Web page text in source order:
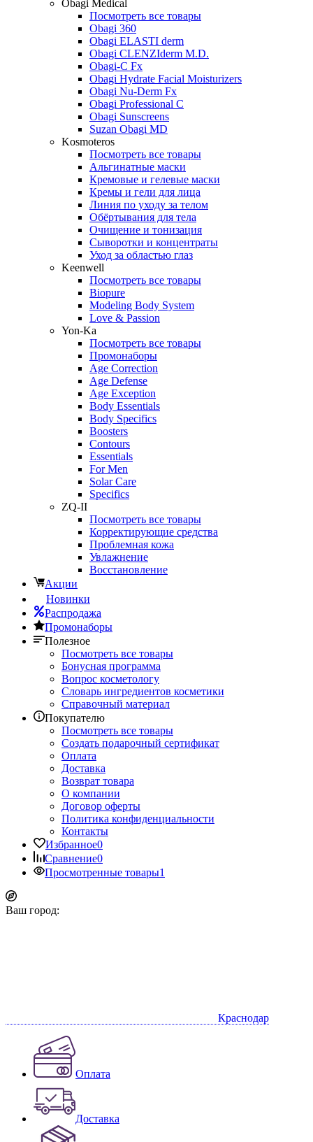
Obagi Medical
Посмотреть все товары
Obagi 360
Obagi ELASTI derm
Obagi CLENZIderm M.D.
Obagi-C Fx
Obagi Hydrate Facial Moisturizers
Obagi Nu-Derm Fx
Obagi Professional C
Obagi Sunscreens
Suzan Obagi MD
Kosmoteros
Посмотреть все товары
Альгинатные маски
Кремовые и гелевые маски
Кремы и гели для лица
Линия по уходу за телом
Обёртывания для тела
Очищение и тонизация
Сыворотки и концентраты
Уход за областью глаз
Keenwell
Посмотреть все товары
Biopure
Modeling Body System
Love & Passion
Yon-Ka
Посмотреть все товары
Промонаборы
Age Correction
Age Defense
Age Exception
Body Essentials
Body Specifics
Boosters
Contours
Essentials
For Men
Solar Care
Specifics
ZQ-II
Посмотреть все товары
Корректирующие средства
Проблемная кожа
Увлажнение
Восстановление
Акции
Новинки
Распродажа
Промонаборы
Полезное
Посмотреть все товары
Бонусная программа
Вопрос косметологу
Словарь ингредиентов косметики
Справочный материал
Покупателю
Посмотреть все товары
Создать подарочный сертификат
Оплата
Доставка
Возврат товара
О компании
Договор оферты
Политика конфиденциальности
Контакты
Избранное0
Сравнение0
Просмотренные товары1
Ваш город:
Краснодар
Оплата
Доставка